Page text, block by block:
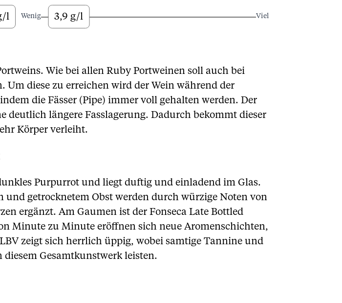
l Wenig 3,9 g/l Viel
Wie bei allen Ruby Portweinen soll auch bei
Um diese zu erreichen wird der Wein während der
die Fässer (Pipe) immer voll gehalten werden. Der
deutlich längere Fasslagerung. Dadurch bekommt dieser
Körper verleiht.
Purpurrot und liegt duftig und einladend im Glas.
und getrocknetem Obst werden durch würzige Noten von
ergänzt. Am Gaumen ist der Fonseca Late Bottled
Minute zu Minute eröffnen sich neue Aromenschichten,
zeigt sich herrlich üppig, wobei samtige Tannine und
Gesamtkunstwerk leisten.